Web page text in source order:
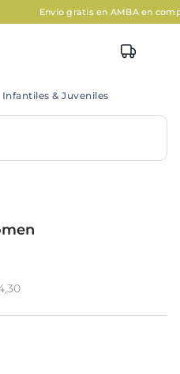
gratis en AMBA en compras
Infantiles & Juveniles